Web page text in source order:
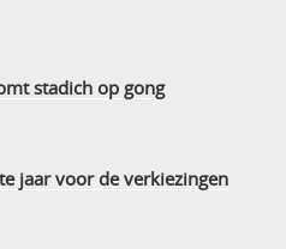
stadich op gong
jaar voor de verkiezingen